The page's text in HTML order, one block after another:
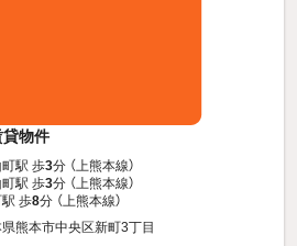
物件
駅 歩3分 （上熊本線）
駅 歩3分 （上熊本線）
歩8分 （上熊本線）
熊本市中央区新町3丁目